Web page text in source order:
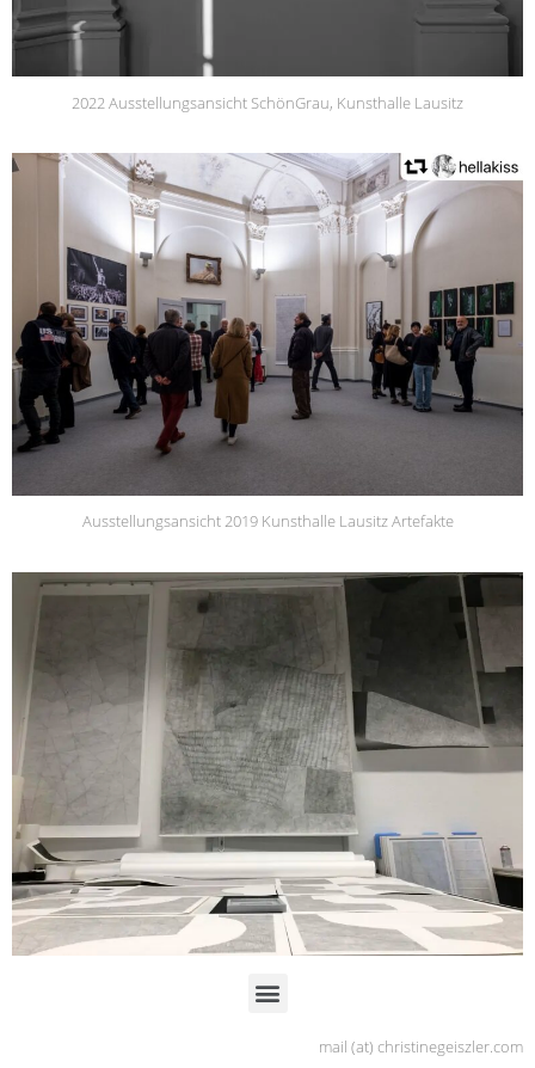
2022 Ausstellungsansicht SchönGrau, Kunsthalle Lausitz
Ausstellungsansicht 2019 Kunsthalle Lausitz Artefakte
Atelieransicht
mail (at) christinegeiszler.com